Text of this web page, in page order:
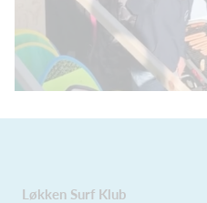
Løkken Surf Klub